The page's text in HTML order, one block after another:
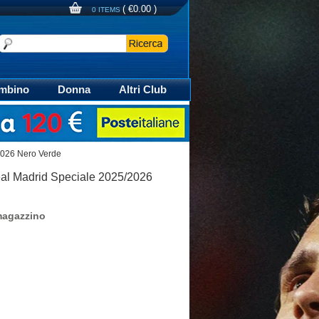
0 ITEMS ( €0.00 )
Donna
Altri Club
Calcio Polo
Nero Verde
Madrid Speciale 2025/2026